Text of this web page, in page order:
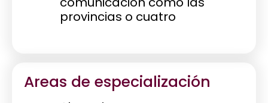
provincias o cuatro
Areas de especialización